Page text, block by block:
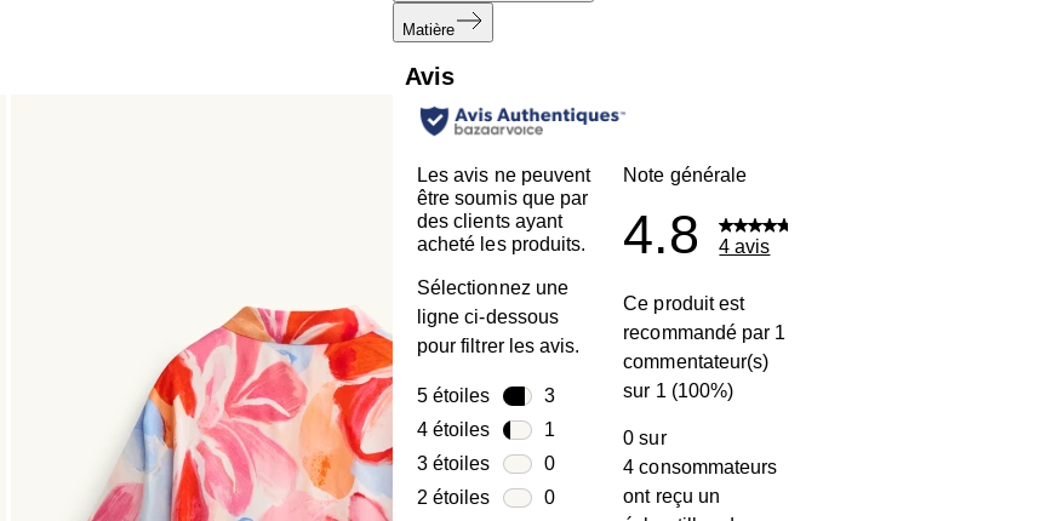
Matière
Avis
Les avis ne peuvent
être soumis que par
des clients ayant
acheté les produits.
Sélectionnez une
ligne ci-dessous
pour filtrer les avis.
5 étoiles étoiles3
3 avis avec 5 étoiles.
4 étoiles étoiles1
1 avis avec 4 étoiles.
3 étoiles étoiles0
0 avis avec 3 étoiles.
2 étoiles étoiles0
Note générale
4.8 4 avis
Ce produit est
recommandé par 1
commentateur(s)
sur 1 (100%)
0 sur
4 consommateurs
ont reçu un